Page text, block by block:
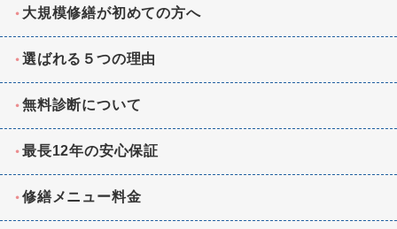
大規模修繕が初めての方へ
選ばれる５つの理由
無料診断について
最長12年の安心保証
修繕メニュー料金